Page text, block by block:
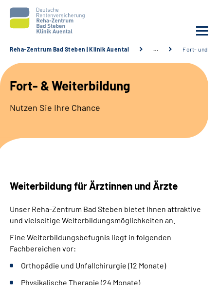
Unsere Klinik
Unsere Angebote
Leichte Sprache
Gebärdensprache
Reha-Zentrum Bad Steben | Klinik Auental … Fort- und
Fort- & Weiterbildung
Nutzen Sie Ihre Chance
Weiterbildung für Ärztinnen und Ärzte
Unser Reha-Zentrum Bad Steben bietet Ihnen attraktive
und vielseitige Weiterbildungsmöglichkeiten an.
Eine Weiterbildungsbefugnis liegt in folgenden
Fachbereichen vor:
Orthopädie und Unfallchirurgie (12 Monate)
Physikalische Therapie (24 Monate)